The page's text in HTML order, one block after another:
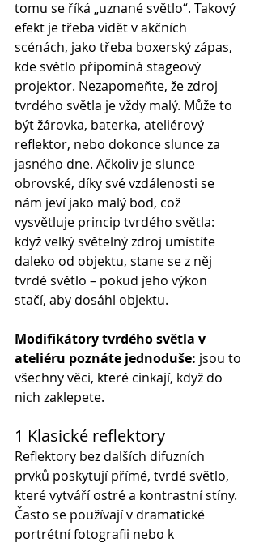
tomu se říká „uznané světlo“. Takový
efekt je třeba vidět v akčních
scénách, jako třeba boxerský zápas,
kde světlo připomíná stageový
projektor. Nezapomeňte, že zdroj
tvrdého světla je vždy malý. Může to
být žárovka, baterka, ateliérový
reflektor, nebo dokonce slunce za
jasného dne. Ačkoliv je slunce
obrovské, díky své vzdálenosti se
nám jeví jako malý bod, což
vysvětluje princip tvrdého světla:
když velký světelný zdroj umístíte
daleko od objektu, stane se z něj
tvrdé světlo – pokud jeho výkon
stačí, aby dosáhl objektu.
Modifikátory tvrdého světla v
ateliéru poznáte jednoduše: jsou to
všechny věci, které cinkají, když do
nich zaklepete.
1 Klasické reflektory
Reflektory bez dalších difuzních
prvků poskytují přímé, tvrdé světlo,
které vytváří ostré a kontrastní stíny.
Často se používají v dramatické
portrétní fotografii nebo k